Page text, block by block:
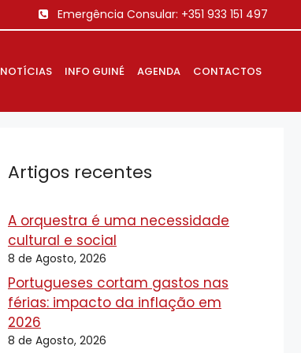
Emergência Consular: +351 933 151 497
NOTÍCIAS INFO GUINÉ AGENDA CONTACTOS
Artigos recentes
A orquestra é uma necessidade
cultural e social
8 de Agosto, 2026
Portugueses cortam gastos nas
férias: impacto da inflação em
2026
8 de Agosto, 2026